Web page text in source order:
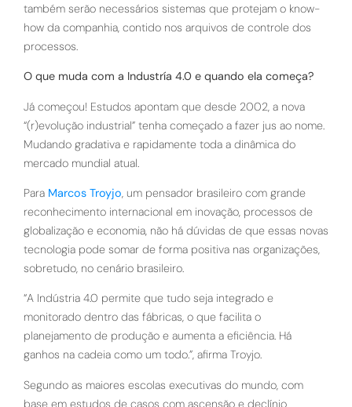
também serão necessários sistemas que protejam o know-
how da companhia, contido nos arquivos de controle dos
processos.
O que muda com a Industría 4.0 e quando ela começa?
Já começou! Estudos apontam que desde 2002, a nova
“(r)evolução industrial” tenha começado a fazer jus ao nome.
Mudando gradativa e rapidamente toda a dinâmica do
mercado mundial atual.
Para Marcos Troyjo, um pensador brasileiro com grande
reconhecimento internacional em inovação, processos de
globalização e economia, não há dúvidas de que essas novas
tecnologia pode somar de forma positiva nas organizações,
sobretudo, no cenário brasileiro.
“A Indústria 4.0 permite que tudo seja integrado e
monitorado dentro das fábricas, o que facilita o
planejamento de produção e aumenta a eficiência. Há
ganhos na cadeia como um todo.”, afirma Troyjo.
Segundo as maiores escolas executivas do mundo, com
base em estudos de casos com ascensão e declínio